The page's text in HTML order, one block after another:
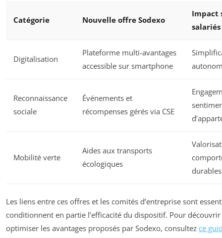
Catégorie Nouvelle offre Sodexo
Impact
salariés
Digitalisation
Plateforme multi-avantages
accessible sur smartphone
Reconnaissance
sociale
Événements et
récompenses gérés via CSE
Mobilité verte
Aides aux transports
écologiques
durables
Les liens entre ces offres et les comités d’entreprise sont
conditionnent en partie l’efficacité du dispositif. Pour
optimiser les avantages proposés par Sodexo, consultez ce